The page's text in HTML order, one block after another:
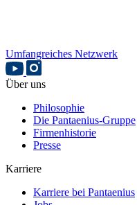
Umfangreiches Netzwerk
Über uns
Philosophie
Die Pantaenius-Gruppe
Firmenhistorie
Presse
Karriere
Karriere bei Pantaenius